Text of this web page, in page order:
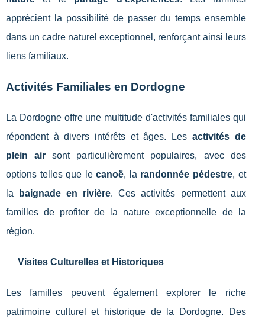
apprécient la possibilité de passer du temps ensemble
dans un cadre naturel exceptionnel, renforçant ainsi leurs
liens familiaux.
Activités Familiales en Dordogne
La Dordogne offre une multitude d'activités familiales qui
répondent à divers intérêts et âges. Les activités de
plein air sont particulièrement populaires, avec des
options telles que lecanoë, la randonnée pédestre, et
la
baignade en rivière. Ces activités permettent aux
familles de profiter de la nature exceptionnelle de la
région.
Visites Culturelles et Historiques
Les familles peuvent également explorer le riche
patrimoine culturel et historique de la Dordogne. Des